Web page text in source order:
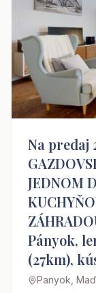
Na predaj
JEDNOM
Pányok,
(27km),
Panyok,